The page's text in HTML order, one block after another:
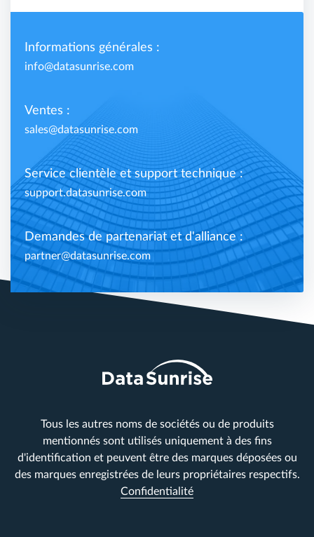
Informations générales :
info@datasunrise.com
Ventes :
sales@datasunrise.com
Service clientèle et support technique :
support.datasunrise.com
Demandes de partenariat et d'alliance :
partner@datasunrise.com
Tous les autres noms de sociétés ou de produits
mentionnés sont utilisés uniquement à des fins
d'identification et peuvent être des marques déposées ou
des marques enregistrées de leurs propriétaires respectifs.
Confidentialité